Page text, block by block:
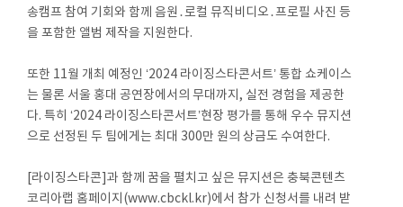
송캠프 참여 기회와 함께 음원․로컬 뮤직비디오․프로필 사진 등
을 포함한 앨범 제작을 지원한다.
또한 11월 개최 예정인 ‘2024 라이징스타콘서트’ 통합 쇼케이스
는 물론 서울 홍대 공연장에서의 무대까지, 실전 경험을 제공한
다. 특히 ‘2024 라이징스타콘서트’현장 평가를 통해 우수 뮤지션
으로 선정된 두 팀에게는 최대 300만 원의 상금도 수여한다.
[라이징스타콘]과 함께 꿈을 펼치고 싶은 뮤지션은 충북콘텐츠
코리아랩 홈페이지(www.cbckl.kr)에서 참가 신청서를 내려 받